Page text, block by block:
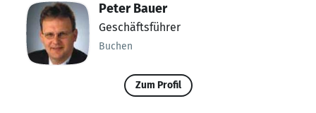
Peter Bauer
Geschäftsführer
Buchen
Zum Profil